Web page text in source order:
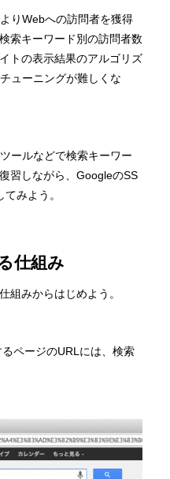
りWebへの訪問者を獲得
索キーワード別の訪問者数
トの表示結果のアルゴリズ
ューニングが難しくな
ールなどで検索キーワー
習しながら、GoogleのSS
みよう。
仕組み
組みからはじめよう。
ページのURLには、検索